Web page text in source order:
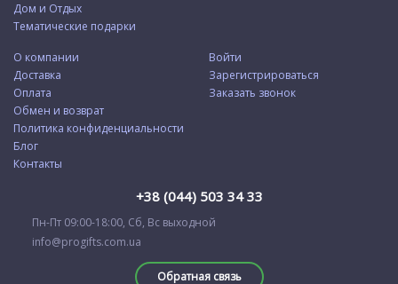
Дом и Отдых
Тематические подарки
О компании
Доставка
Оплата
Обмен и возврат
Политика конфиденциальности
Блог
Контакты
Войти
Зарегистрироваться
Заказать звонок
+38 (044) 503 34 33
Пн-Пт 09:00-18:00, Сб, Вс выходной
info@progifts.com.ua
Обратная связь